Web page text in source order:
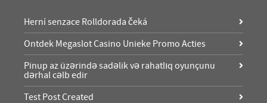
Herní senzace Rolldorada čeká
Ontdek Megaslot Casino Unieke Promo Acties
Pinup az üzərində sadəlik və rahatlıq oyunçunu
dərhal cəlb edir
Test Post Created